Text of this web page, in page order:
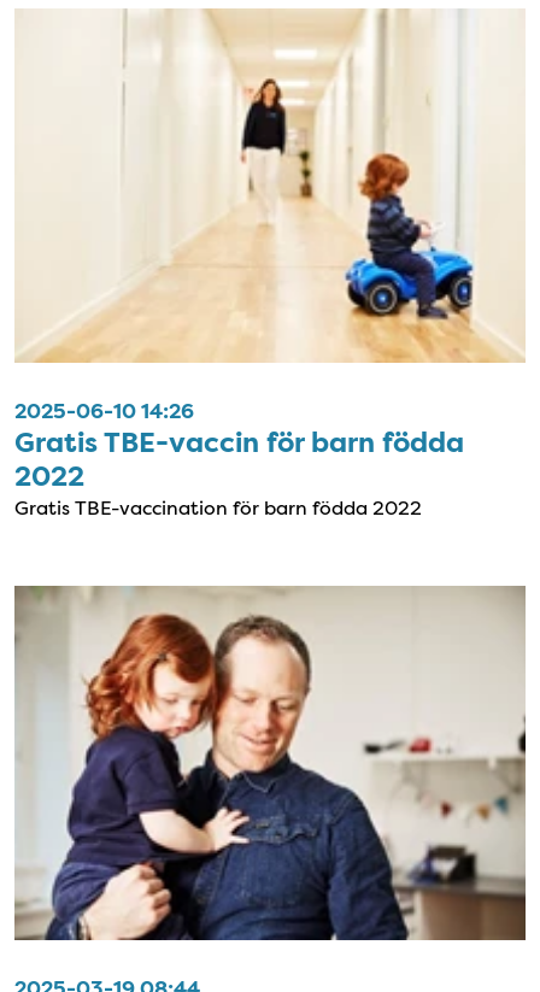
2025-06-10 14:26
Gratis TBE-vaccin för barn födda
2022
Gratis TBE-vaccination för barn födda 2022